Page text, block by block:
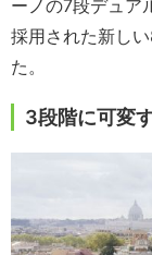
ーノの7段デュア
採用された新し
た。
3段階に可変